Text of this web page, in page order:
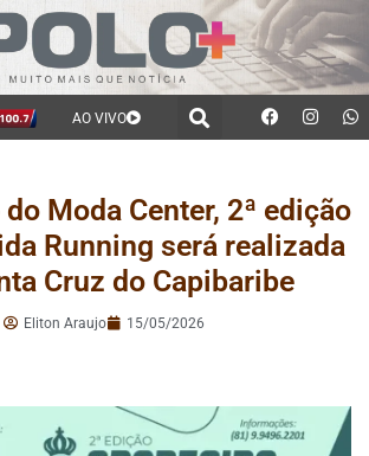
AO VIVO
Moda Center, 2ª edição
Running será realizada
Cruz do Capibaribe
Eliton Araujo 15/05/2026